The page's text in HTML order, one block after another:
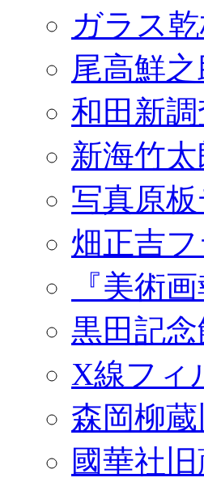
ガラス乾
尾高鮮
和田新
新海竹
写真原
畑正吉
『美術
黒田記
X線フィ
森岡柳
國華社